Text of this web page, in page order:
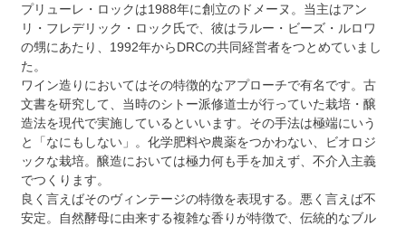
プリューレ・ロックは1988年に創立のドメーヌ。当主はアン
リ・フレデリック・ロック氏で、彼はラルー・ビーズ・ルロワ
の甥にあたり、1992年からDRCの共同経営者をつとめていまし
た。
ワイン造りにおいてはその特徴的なアプローチで有名です。古
文書を研究して、当時のシトー派修道士が行っていた栽培・醸
造法を現代で実施しているといいます。その手法は極端にいう
と「なにもしない」。化学肥料や農薬をつかわない、ビオロジ
ックな栽培。醸造においては極力何も手を加えず、不介入主義
でつくります。
良く言えばそのヴィンテージの特徴を表現する。悪く言えば不
安定。自然酵母に由来する複雑な香りが特徴で、伝統的なブル